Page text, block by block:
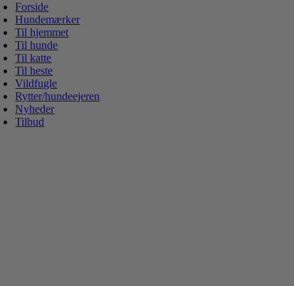
Forside
Hundemærker
Til hjemmet
Til hunde
Til katte
Til heste
Vildfugle
Rytter/hundeejeren
Nyheder
Tilbud